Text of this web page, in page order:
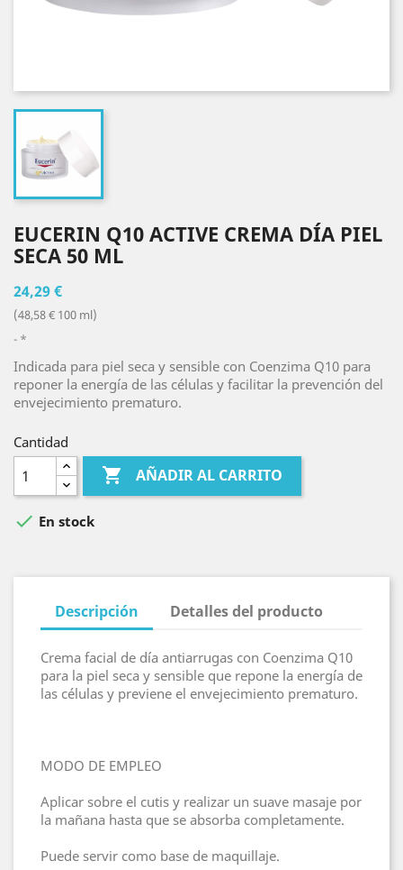
EUCERIN Q10 ACTIVE CREMA DÍA PIEL
SECA 50 ML
24,29 €
(48,58 € 100 ml)
*
Indicada para piel seca y sensible con Coenzima Q10 para
reponer la energía de las células y facilitar la prevención del
envejecimiento prematuro.
Cantidad
 AÑADIR AL CARRITO
 En stock
Descripción Detalles del producto
Crema facial de día antiarrugas con Coenzima Q10
para la piel seca y sensible que repone la energía de
las células y previene el envejecimiento prematuro.
MODO DE EMPLEO
Aplicar sobre el cutis y realizar un suave masaje por
la mañana hasta que se absorba completamente.
Puede servir como base de maquillaje.